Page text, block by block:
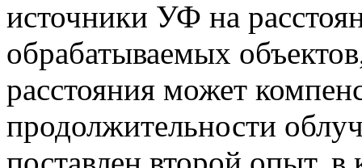
источники УФ на
обрабатываемых
расстояния может
продолжительности